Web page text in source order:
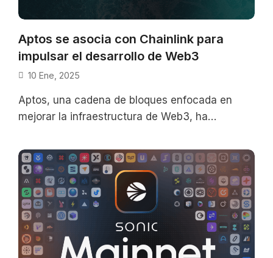
Aptos se asocia con Chainlink para
impulsar el desarrollo de Web3
10 Ene, 2025
Aptos, una cadena de bloques enfocada en
mejorar la infraestructura de Web3, ha
potenciar